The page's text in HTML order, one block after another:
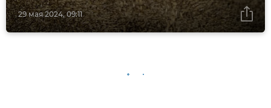
29 мая 2024, 09:11